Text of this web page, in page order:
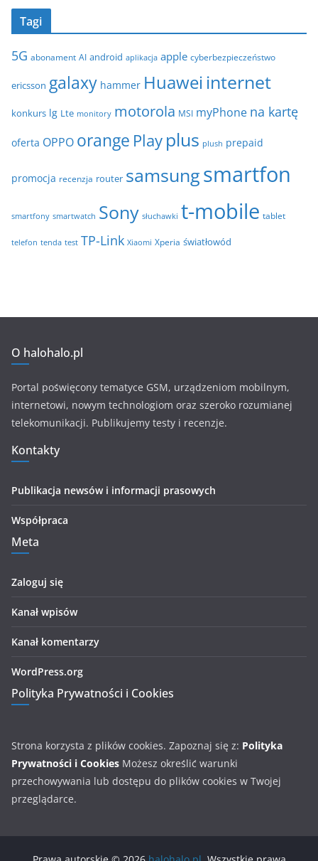
e
c
w
Tagi
5G abonament AI android aplikacja apple cyberbezpieczeństwo
ericsson galaxy hammer Huawei internet
konkurs lg Lte monitory motorola MSI myPhone na kartę
oferta OPPO orange Play plus plush prepaid
promocja recenzja router samsungsmartfon
smartfony smartwatch Sony słuchawki t-mobile tablet
telefon tenda test TP-Link Xiaomi Xperia światłowód
O halohalo.pl
Portal poświęcony tematyce GSM, urządzeniom mobilnym,
internetowi, nowym technologiom oraz szeroko rozumianej
telekomunikacji. Publikujemy testy i recenzje.
Kontakty
Publikacja newsów i informacji prasowych
Współpraca
Meta
Zaloguj się
Kanał wpisów
Kanał komentarzy
WordPress.org
Polityka Prywatności i Cookies
Strona korzysta z plików cookies. Zapoznaj się z: Polityka
Prywatności i Cookies Możesz określić warunki
przechowywania lub dostępu do plików cookies w Twojej
przeglądarce.